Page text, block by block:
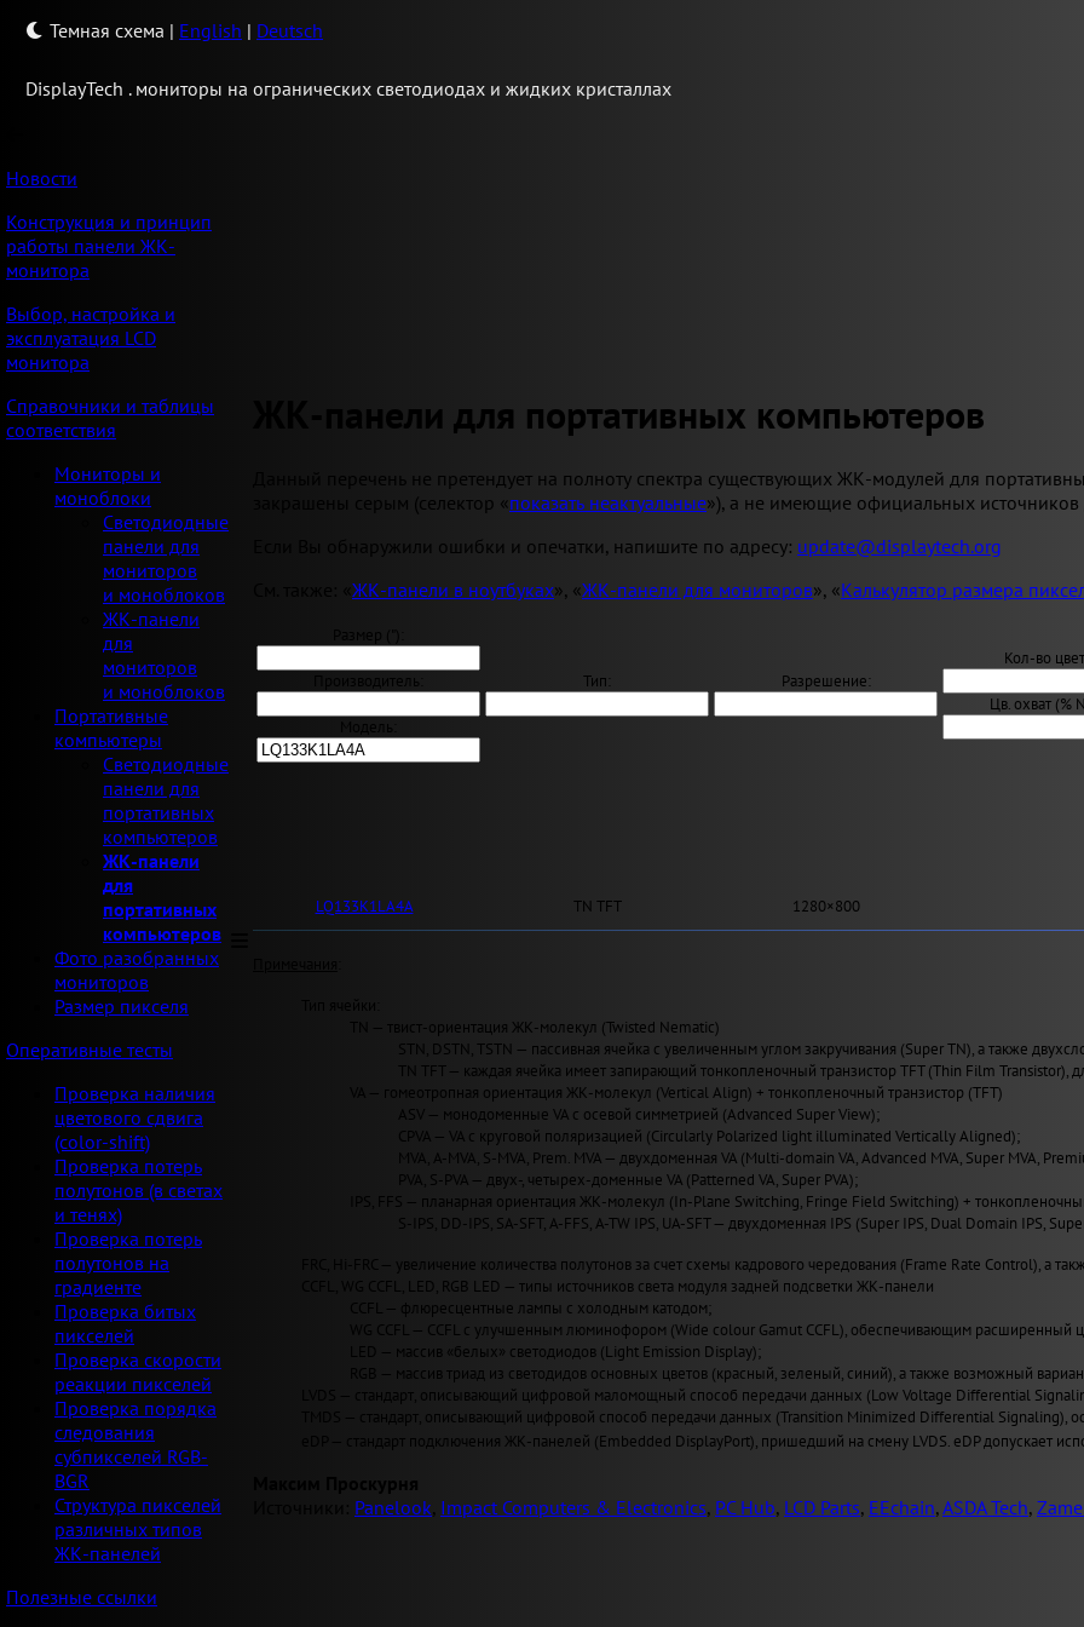
Темная схема | English | Deutsch
DisplayTech . мониторы на огранических светодиодах и жидких кристаллах
Новости
Конструкция и принцип
работы панели ЖК-
монитора
Выбор, настройка и
эксплуатация LCD
монитора
Справочники и таблицы
соответствия
Мониторы и
моноблоки
Светодиодные
панели для
мониторов
и моноблоков
ЖК-панели
для
мониторов
и моноблоков
Портативные
компьютеры
Светодиодные
панели для
портативных
компьютеров
ЖК-панели
для
портативных
компьютеров
Фото разобранных
мониторов
Размер пикселя
Оперативные тесты
Проверка наличия
цветового сдвига
(color-shift)
Проверка потерь
полутонов (в светах
и тенях)
Проверка потерь
полутонов на
градиенте
Проверка битых
пикселей
Проверка скорости
реакции пикселей
Проверка порядка
следования
субпикселей RGB-
BGR
Структура пикселей
различных типов
ЖК-панелей
Полезные ссылки
ЖК-панели для портативных компьютеров
Данный перечень не претендует на полноту спектра существующих ЖК-модулей для
закрашены серым (селектор «показать неактуальные»), а не имеющие официальных
Если Вы обнаружили ошибки и опечатки, напишите по адресу: update@displaytech.org
ЖК-панели в ноутбуках», «ЖК-панели для мониторов», «Калькулятор размера
Производитель: Тип: Разрешение:
Кол-во
Цв. охват (%
LQ133K1LA4A TN TFT 1280×800
TN — твист-ориентация ЖК-молекул (Twisted Nematic)
STN, DSTN, TSTN — пассивная ячейка с увеличенным углом закручивания (Super TN), а также
TN TFT — каждая ячейка имеет запирающий тонкопленочный транзистор TFT (Thin Film
VA — гомеотропная ориентация ЖК-молекул (Vertical Align) + тонкопленочный транзистор (TFT)
ASV — монодоменные VA с осевой симметрией (Advanced Super View);
CPVA — VA с круговой поляризацией (Circularly Polarized light illuminated Vertically Aligned);
MVA, A-MVA, S-MVA, Prem. MVA — двухдоменная VA (Multi-domain VA, Advanced MVA, Super MVA,
PVA, S-PVA — двух-, четырех-доменные VA (Patterned VA, Super PVA);
IPS, FFS — планарная ориентация ЖК-молекул (In-Plane Switching, Fringe Field Switching) +
S-IPS, DD-IPS, SA-SFT, A-FFS, A-TW IPS, UA-SFT — двухдоменная IPS (Super IPS, Dual Domain IPS,
FRC, Hi-FRC — увеличение количества полутонов за счет схемы кадрового чередования (Frame Rate Control), а
CCFL, WG CCFL, LED, RGB LED — типы источников света модуля задней подсветки ЖК-панели
CCFL — флюресцентные лампы с холодным катодом;
WG CCFL — CCFL с улучшенным люминофором (Wide сolour Gamut CCFL), обеспечивающим расширенный
LED — массив «белых» светодиодов (Light Emission Display);
RGB — массив триад из светодидов основных цветов (красный, зеленый, синий), а также возможный
LVDS — стандарт, описывающий цифровой маломощный способ передачи данных (Low Voltage Differential
TMDS — стандарт, описывающий цифровой способ передачи данных (Transition Minimized Differential Signaling),
eDP — стандарт подключения ЖК-панелей (Embedded DisplayPort), пришедший на смену LVDS. eDP допускает
Максим Проскурня
Panelook, Impact Computers & Electronics, PC Hub, LCD Parts, EEchain,ASDA Tech,